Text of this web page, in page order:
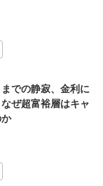
Edge
での静寂、金利に
ぜ超富裕層はキャ